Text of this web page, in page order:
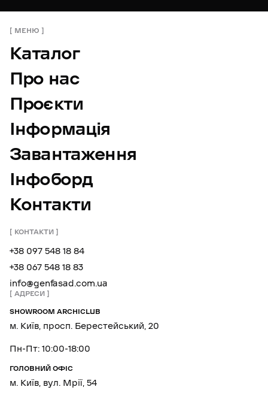
МЕНЮ
Каталог
Про нас
Проєкти
Інформація
Завантаження
Інфоборд
Контакти
КОНТАКТИ
+38 097 548 18 84
+38 067 548 18 83
info@genfasad.com.ua
АДРЕСИ
SHOWROOM ARCHICLUB
м. Київ, просп. Берестейський, 20
Пн-Пт: 10:00-18:00
ГОЛОВНИЙ ОФІС
м. Київ, вул. Мрії, 54